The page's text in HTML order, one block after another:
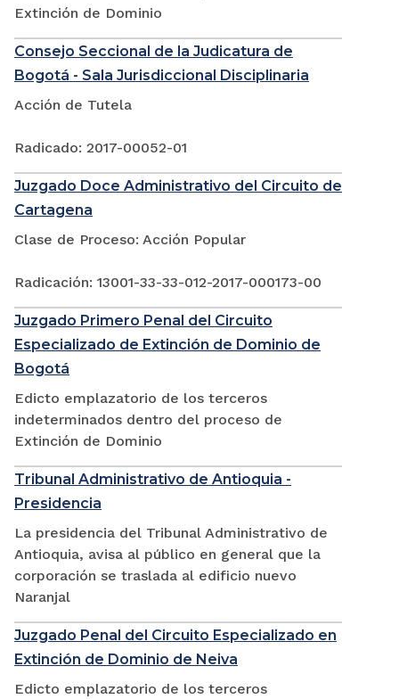
Extinción de Dominio
Consejo Seccional de la Judicatura de
Bogotá - Sala Jurisdiccional Disciplinaria
Acción de Tutela
Radicado: 2017-00052-01
Juzgado Doce Administrativo del Circuito de
Cartagena
Clase de Proceso: Acción Popular
Radicación: 13001-33-33-012-2017-000173-00
Juzgado Primero Penal del Circuito
Especializado de Extinción de Dominio de
Bogotá
Edicto emplazatorio de los terceros
indeterminados dentro del proceso de
Extinción de Dominio
Tribunal Administrativo de Antioquia -
Presidencia
La presidencia del Tribunal Administrativo de
Antioquia, avisa al público en general que la
corporación se traslada al edificio nuevo
Naranjal
Juzgado Penal del Circuito Especializado en
Extinción de Dominio de Neiva
Edicto emplazatorio de los terceros